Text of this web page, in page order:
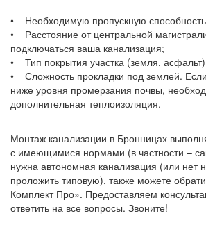
• Необходимую пропускную способность
• Расстояние от центральной
подключаться ваша канализация;
• Тип покрытия участка (земля,
• Сложность прокладки под землей. Если
ниже уровня промерзания почвы,
дополнительная теплоизоляция.
Монтаж канализации в Бронницах
с имеющимися нормами (в частности –
нужна автономная канализация (или нет
проложить типовую), также можете
Комплект Про». Предоставляем
ответить на все вопросы. Звоните!